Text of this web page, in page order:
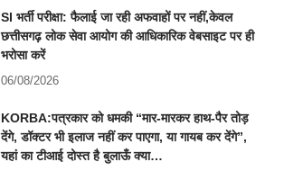
SI भर्ती परीक्षा: फैलाई जा रही अफवाहों पर नहीं,केवल
छत्तीसगढ़ लोक सेवा आयोग की आधिकारिक वेबसाइट पर ही
भरोसा करें
06/08/2026
KORBA:पत्रकार को धमकी “मार-मारकर हाथ-पैर तोड़
देंगे, डॉक्टर भी इलाज नहीं कर पाएगा, या गायब कर देंगे”,
यहां का टीआई दोस्त है बुलाऊँ क्या…